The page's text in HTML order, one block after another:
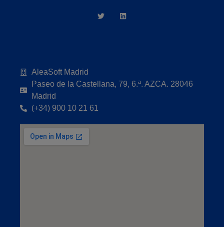
AleaSoft Madrid
Paseo de la Castellana, 79, 6.ª. AZCA. 28046
Madrid
(+34) 900 10 21 61